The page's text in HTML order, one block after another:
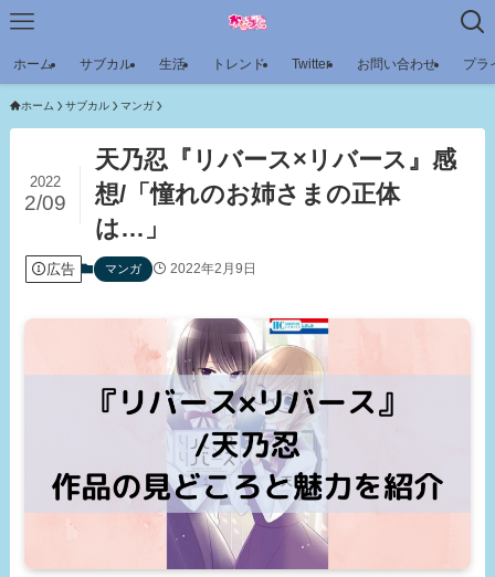
ホーム サブカル 生活 トレンド Twitter お問い合わせ プラ
ホーム サブカル マンガ
天乃忍『リバース×リバース』感
想/「憧れのお姉さまの正体
は…」
2022
2/09
広告 マンガ 2022年2月9日